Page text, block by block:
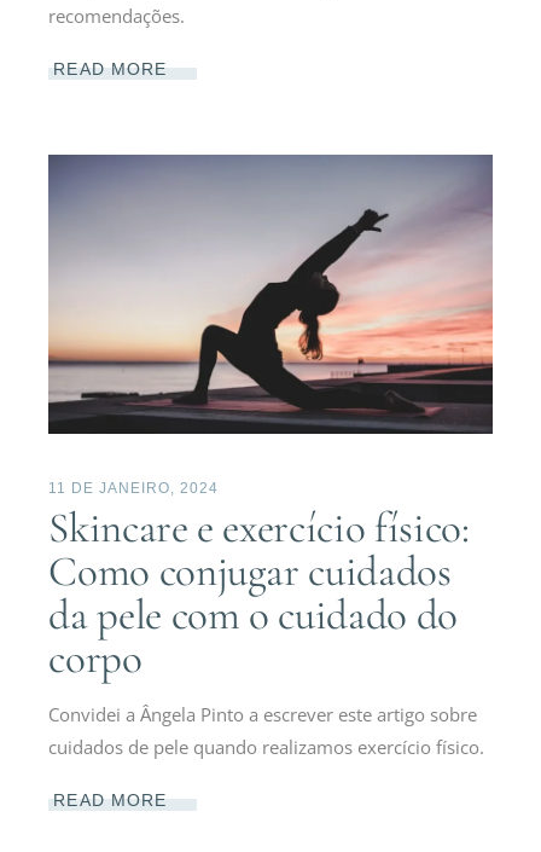
recomendações.
READ MORE
11 DE JANEIRO, 2024
Skincare e exercício físico:
Como conjugar cuidados
da pele com o cuidado do
corpo
Convidei a Ângela Pinto a escrever este artigo sobre
cuidados de pele quando realizamos exercício físico.
READ MORE